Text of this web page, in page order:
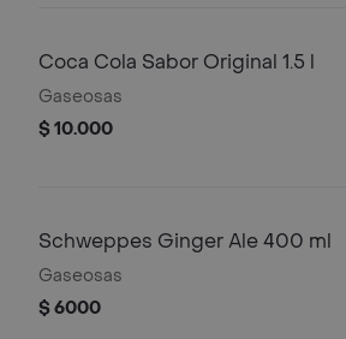
Coca Cola Sabor Original 1.5 l
Gaseosas
$ 10.000
Schweppes Ginger Ale 400 ml
Gaseosas
$ 6000